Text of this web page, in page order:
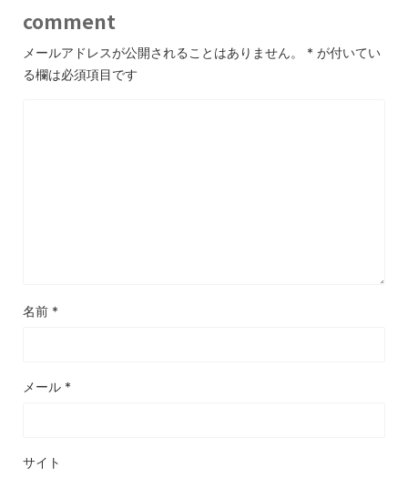
comment
メールアドレスが公開されることはありません。 * が付いてい
る欄は必須項目です
名前 *
メール *
サイト